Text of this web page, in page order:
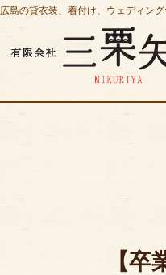
広島の貸衣装、着付け、ウェディン
【卒